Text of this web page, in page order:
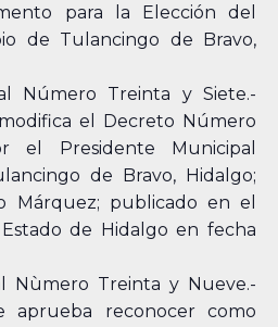
para la Elección del
de Tulancingo de Bravo,
Número Treinta y Siete.-
el Decreto Número
el Presidente Municipal
de Bravo, Hidalgo;
Márquez; publicado en el
de Hidalgo en fecha
Nùmero Treinta y Nueve.-
aprueba reconocer como